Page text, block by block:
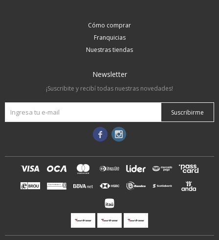
Cómo comprar
Franquicias
Nuestras tiendas
Newsletter
¡Suscribite y recibí todas nuestras novedades!
Suscribirme
 